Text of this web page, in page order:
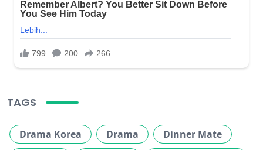
TAGS
Drama Korea Drama
Dinner Mate